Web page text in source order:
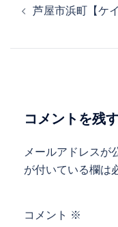
稿
シ
ン
芦屋市浜町【ケ
コメントを残
メールアドレスが
が付いている欄は
コメント ※